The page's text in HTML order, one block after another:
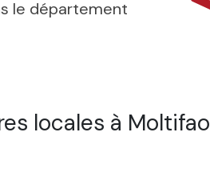
le département
locales à Moltifao